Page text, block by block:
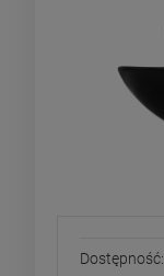
Dostępność: